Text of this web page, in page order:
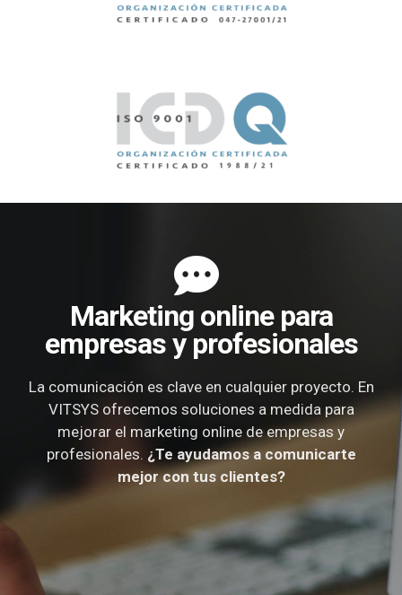
Marketing online para
empresas y profesionales
La comunicación es clave en cualquier proyecto. En
VITSYS ofrecemos soluciones a medida para
mejorar el marketing online de empresas y
profesionales. ¿Te ayudamos a comunicarte
mejor con tus clientes?